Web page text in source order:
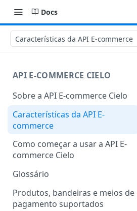
Docs
Características da API E-commerce
API E-COMMERCE CIELO
Sobre a API E-commerce Cielo
Características da API E-
commerce
Como começar a usar a API E-
commerce Cielo
Glossário
Produtos, bandeiras e meios de
pagamento suportados